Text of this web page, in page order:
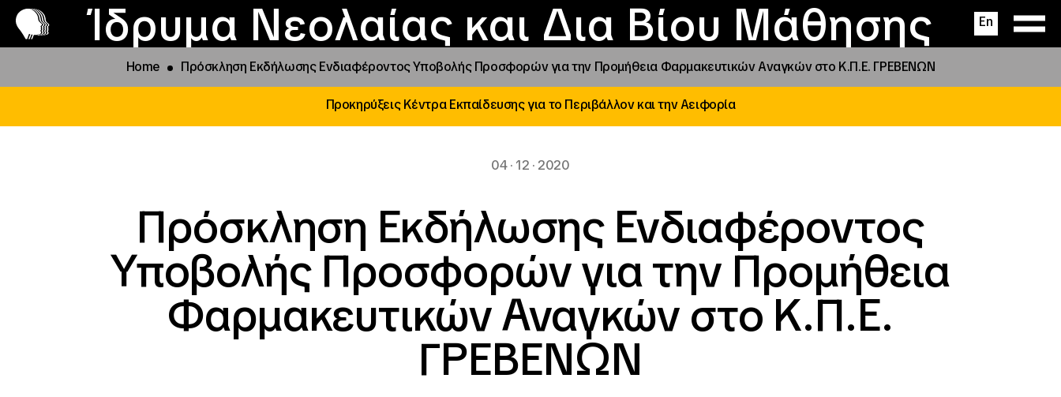
Ίδρυμα Νεολαίας και Δια Βίου Μάθησης En
Το ΙΝΕΔΙΒΙΜ
Προγράμματα και δράσεις
Φοιτητικές Εστίες
Παραχώρηση αιγίδας
Νέα
Επικοινωνία
Home Πρόσκληση Εκδήλωσης Ενδιαφέροντος Υποβολής Προσφορών για την Προμήθεια Φαρμακευτικών Αναγκών στο Κ.Π.Ε. ΓΡΕΒΕΝΩΝ
Προκηρύξεις Κέντρα Εκπαίδευσης για το Περιβάλλον και την Αειφορία
04 · 12 · 2020
Πρόσκληση Εκδήλωσης Ενδιαφέροντος
Υποβολής Προσφορών για την Προμήθεια
Φαρμακευτικών Αναγκών στο Κ.Π.Ε.
ΓΡΕΒΕΝΩΝ